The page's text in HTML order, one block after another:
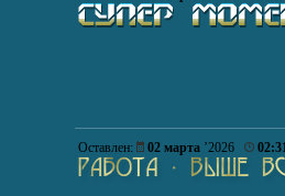
Оставлен: 02 марта ’2026